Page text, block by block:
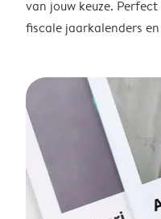
van jouw keuze.
fiscale jaarkalenders en